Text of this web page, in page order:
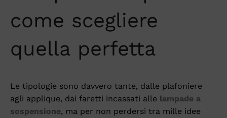
come scegliere
quella perfetta
Le tipologie sono davvero tante, dalle plafoniere
agli applique, dai faretti incassati alle lampade a
sospensione, ma per non perdersi tra mille idee